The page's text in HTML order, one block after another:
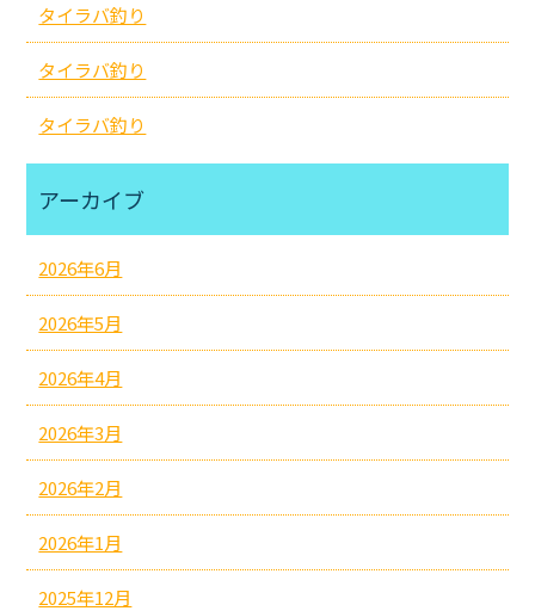
タイラバ釣り
タイラバ釣り
タイラバ釣り
アーカイブ
2026年6月
2026年5月
2026年4月
2026年3月
2026年2月
2026年1月
2025年12月